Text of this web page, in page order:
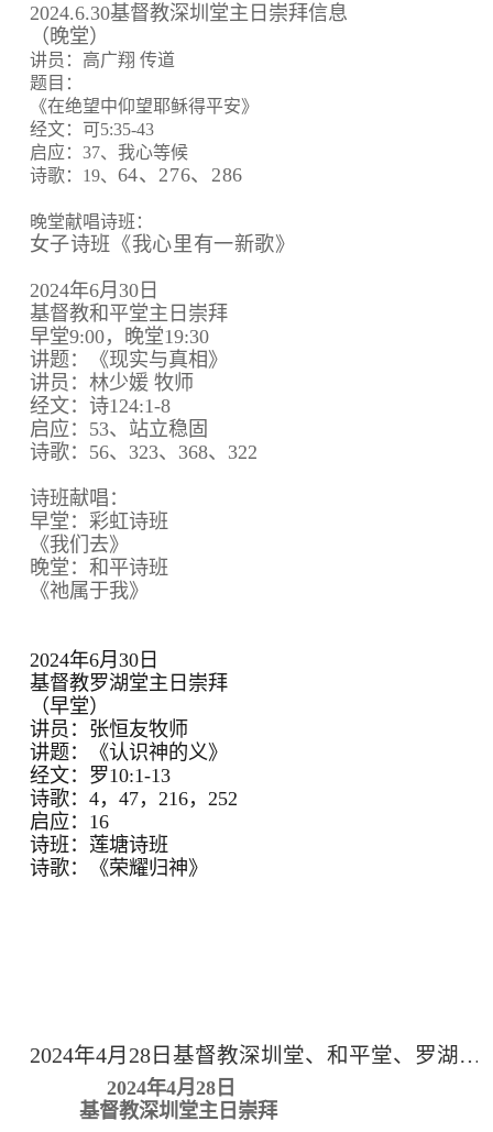
2024.6.30基督教深圳堂主日崇拜信息
（晚堂）
讲员：高广翔 传道
题目：
《在绝望中仰望耶稣得平安》
经文：可5:35-43
启应：37、我心等候
诗歌：19、 64、 276、 286
晚堂献唱诗班：
女子诗班《我心里有一新歌》
2024年6月30日
基督教和平堂主日崇拜
早堂9:00，晚堂19:30
讲题：《现实与真相》
讲员：林少媛 牧师
经文：诗124:1-8
启应：53、站立稳固
诗歌：56、323、368、322
诗班献唱：
早堂：彩虹诗班
《我们去》
晚堂：和平诗班
《祂属于我》
2024年6月30日
基督教罗湖堂主日崇拜
（早堂）
讲员：张恒友牧师
讲题：《认识神的义》
经文：罗10:1-13
诗歌：4，47，216，252
启应：16
诗班：莲塘诗班
诗歌：《荣耀归神》
2024年4月28日基督教深圳堂、和平堂、罗湖堂主日崇拜
2024年4月28日
基督教深圳堂主日崇拜